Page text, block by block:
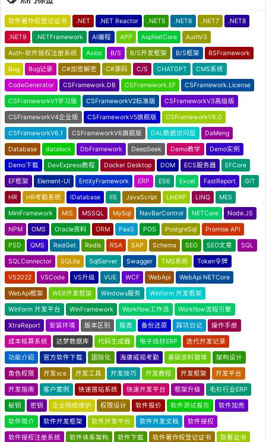
软件著作权登记证书 .NET .NET Reactor .NET5 .NET6 .NET7 .NET8
.NET9 .NETFramework AI编程 APP AspNetCore AuthV3
Auth-软件授权注册系统 Axios B/S B/S开发框架 B/S框架 BSFramework
Bug Bug记录 C#加密解密 C#源码 C/S CHATGPT CMS系统
CodeGenerator CSFramework.DB CSFramework.EF CSFramework.License
CSFrameworkV1学习版 CSFrameworkV2标准版 CSFrameworkV3高级版
CSFrameworkV4企业版 CSFrameworkV5旗舰版 CSFrameworkV6.0
CSFrameworkV6.1 CSFrameworkV6旗舰版 DAL数据访问层 DaMeng
Database datalock DbFramework DeepSeek Demo教学 Demo实例
Demo下载 DevExpress教程 Docker Desktop DOM ECS服务器 EFCore
EF框架 Element-UI EntityFramework ERP ES6 Excel FastReport GIT
HR HR考勤系统 IDatabase IIS JavaScript LinERP LINQ MES
MiniFramework MIS MSSQL MySql NavBarControl NETCore Node.JS
NPM OMS Oracle资料 ORM PaaS POS PostgreSql Promise API
PSD QMS RedGet Redis RSA SAP Schema SEO SEO文章 SQL
SQLConnector SQLite SqlServer Swagger TMS系统 Token令牌
VS2022 VSCode VS升级 VUE WCF WebApi WebApi NETCore
WebApi框架 WEB开发框架 Windows服务 Winform 开发框架
Winform 开发平台 WinFramework Workflow工作流 Workflow流程引擎
XtraReport 安装环境 版本区别 报表 备份还原 踩坑日记 操作手册
成本核算系统 达梦数据库 代码生成器 电子线材ERP 迭代开发记录
功能介绍 官方软件下载 国际化 海康威视考勤 基础资料窗体 架构设计
角色权限 开发sce 开发工具 开发技巧 开发教程 开发框架 开发平台
开发指南 客户案例 快速搭站系统 快速开发平台 框架升级 毛衫行业ERP
秘钥 密钥 企业网络维护 权限设计 软件报价 软件测试报告 软件加壳
软件简介 软件开发框架 软件开发平台 软件开发文档 软件授权
软件授权注册系统 软件体系架构 软件下载 软件著作权登记证书 软著证书